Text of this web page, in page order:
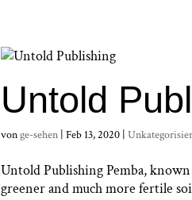
Untold
vonge-sehen |Feb 13, 2020 |
Untold Publishing Pemba,
greener and much more fertile